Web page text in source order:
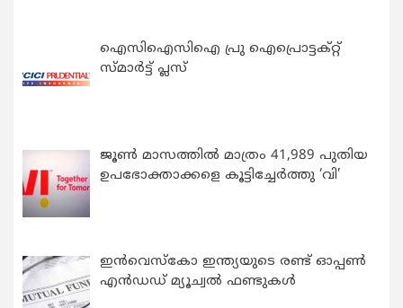
ഐസിഐസിഐ പ്രു ഐപ്രൊട്ടക്റ്റ്
സ്മാർട്ട് പ്ലസ്
ജൂൺ മാസത്തിൽ മാത്രം 41,989 പുതിയ
ഉപഭോക്താക്കളെ കൂട്ടിച്ചേർത്തു ‘വി’
ഇന്‍വെസ്കോ ഇന്ത്യയുടെ രണ്ട് ഓപ്പണ്‍
എന്‍ഡഡ് മ്യൂച്വല്‍ ഫണ്ടുകള്‍